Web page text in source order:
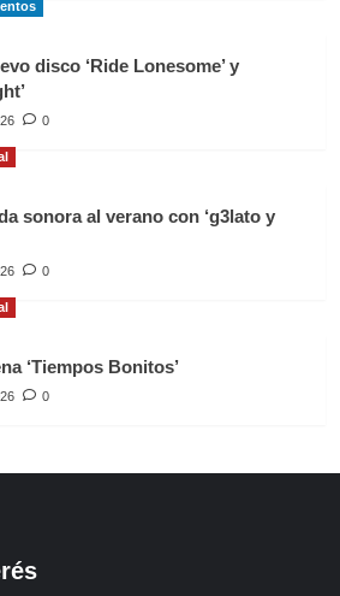
disco ‘Ride Lonesome’ y
0
sonora al verano con ‘g3lato y
0
‘Tiempos Bonitos’
0